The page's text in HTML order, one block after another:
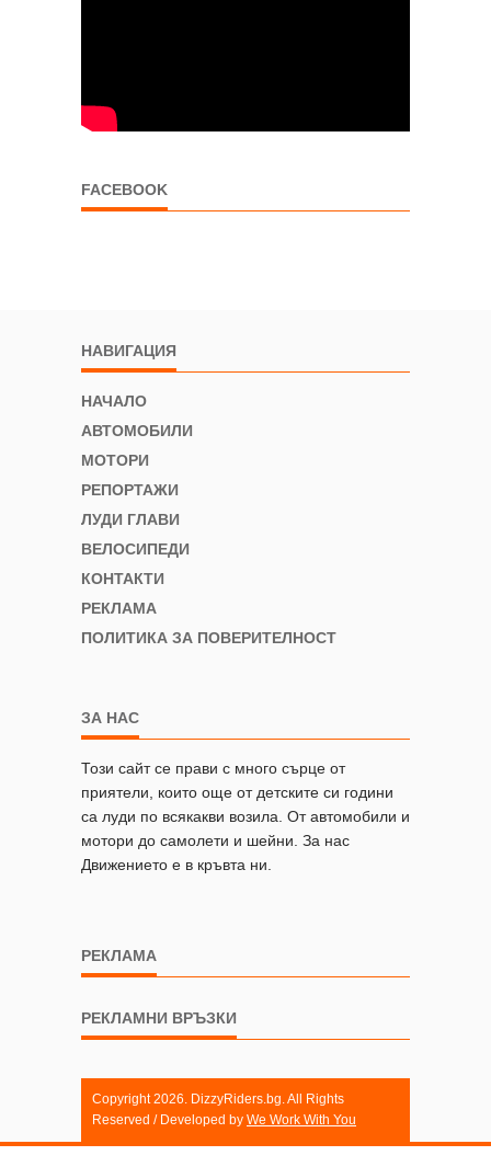
FACEBOOK
НАВИГАЦИЯ
НАЧАЛО
АВТОМОБИЛИ
МОТОРИ
РЕПОРТАЖИ
ЛУДИ ГЛАВИ
ВЕЛОСИПЕДИ
КОНТАКТИ
РЕКЛАМА
ПОЛИТИКА ЗА ПОВЕРИТЕЛНОСТ
ЗА НАС
Този сайт се прави с много сърце от
приятели, които още от детските си години
са луди по всякакви возила. От автомобили и
мотори до самолети и шейни. За нас
Движението е в кръвта ни.
РЕКЛАМА
РЕКЛАМНИ ВРЪЗКИ
Copyright 2026. DizzyRiders.bg. All Rights
Reserved / Developed by We Work With You